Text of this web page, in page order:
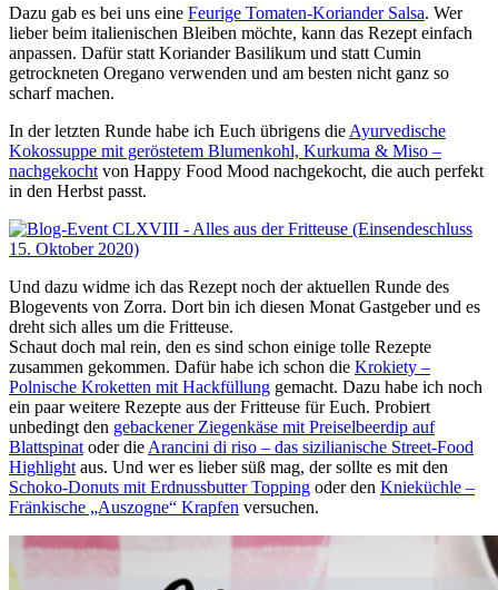
Dazu gab es bei uns eine Feurige Tomaten-Koriander Salsa. Wer
lieber beim italienischen Bleiben möchte, kann das Rezept einfach
anpassen. Dafür statt Koriander Basilikum und statt Cumin
getrockneten Oregano verwenden und am besten nicht ganz so
scharf machen.
In der letzten Runde habe ich Euch übrigens die Ayurvedische
Kokossuppe mit geröstetem Blumenkohl, Kurkuma & Miso –
nachgekocht von Happy Food Mood nachgekocht, die auch perfekt
in den Herbst passt.
Und dazu widme ich das Rezept noch der aktuellen Runde des
Blogevents von Zorra. Dort bin ich diesen Monat Gastgeber und es
dreht sich alles um die Fritteuse.
Schaut doch mal rein, den es sind schon einige tolle Rezepte
zusammen gekommen. Dafür habe ich schon die Krokiety –
Polnische Kroketten mit Hackfüllung gemacht. Dazu habe ich noch
ein paar weitere Rezepte aus der Fritteuse für Euch. Probiert
unbedingt den gebackener Ziegenkäse mit Preiselbeerdip auf
Blattspinat oder die Arancini di riso – das sizilianische Street-Food
Highlight aus. Und wer es lieber süß mag, der sollte es mit den
Schoko-Donuts mit Erdnussbutter Topping oder den Knieküchle –
Fränkische „Auszogne“ Krapfen versuchen.